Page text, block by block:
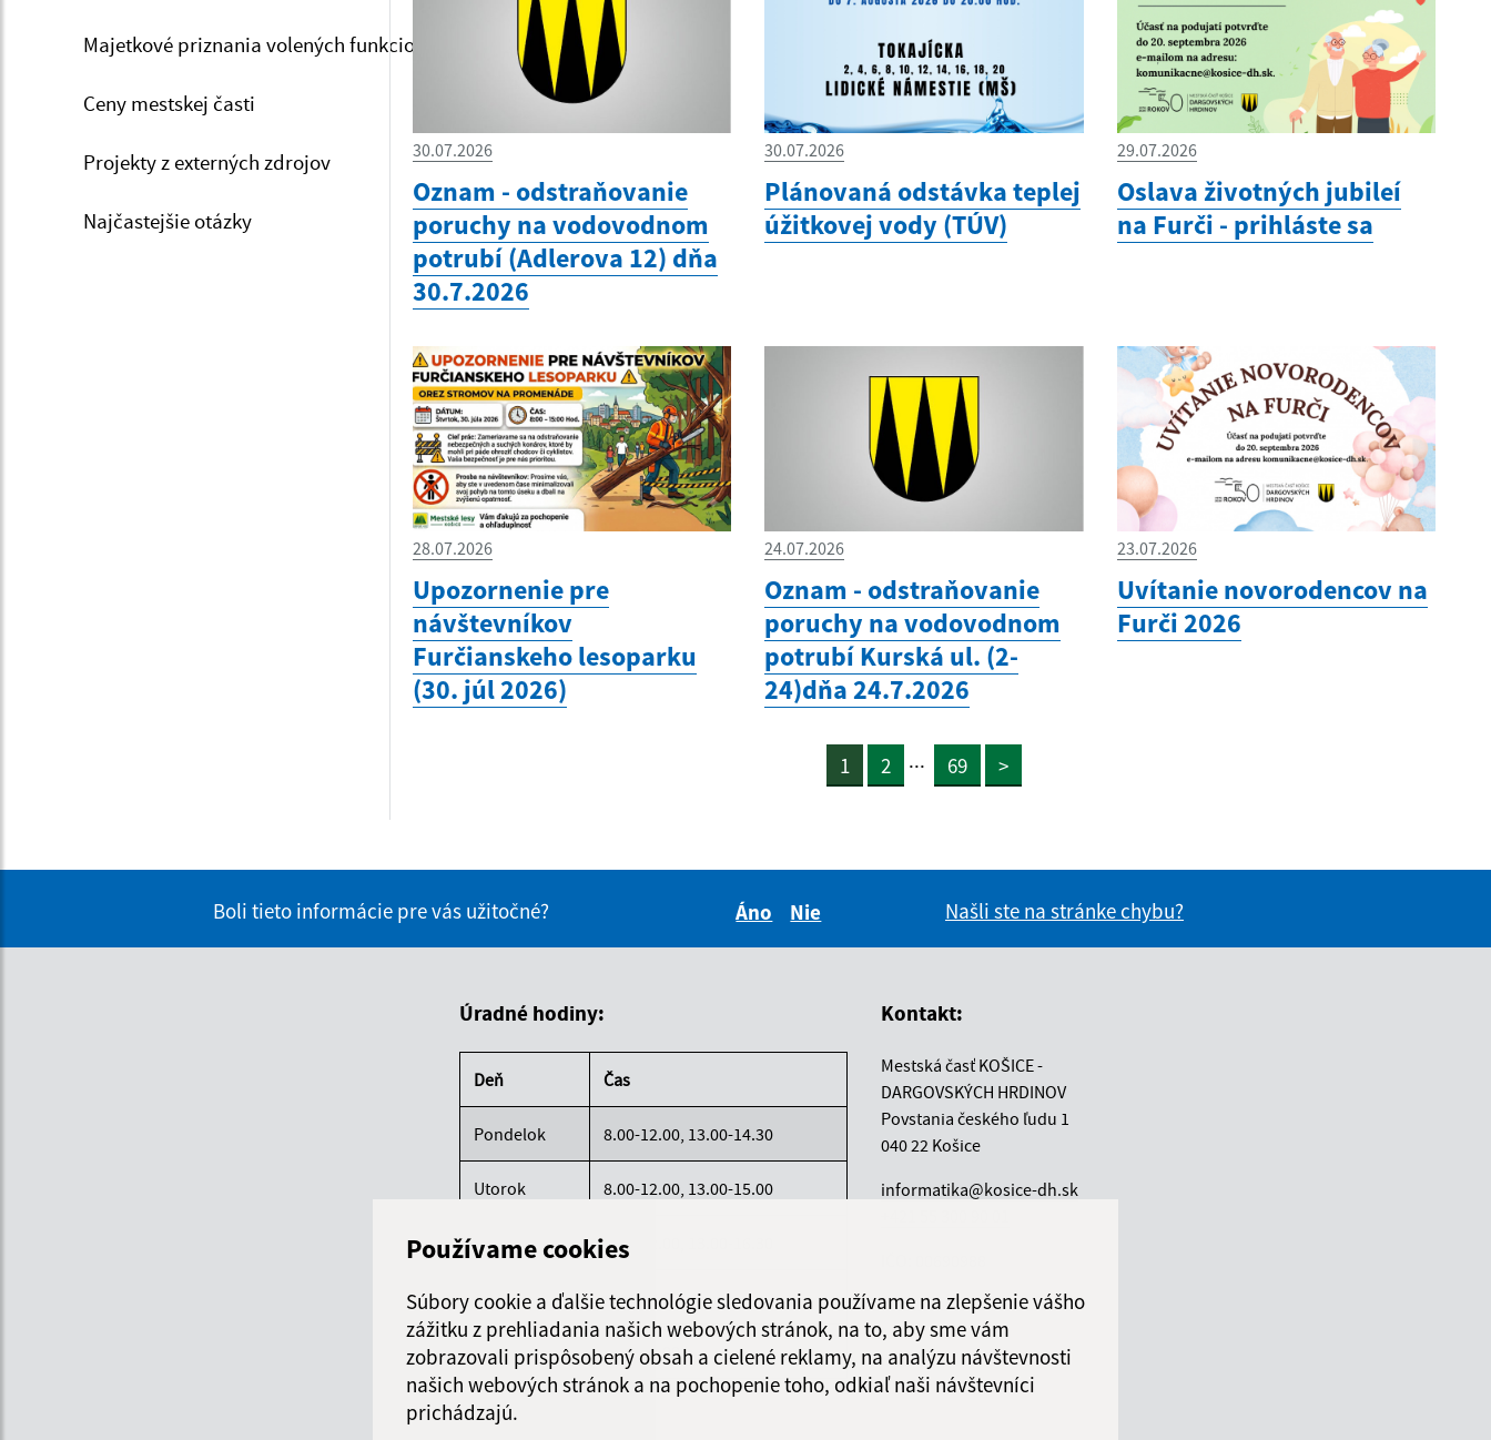
Používame cookies
Súbory cookie a ďalšie technológie sledovania používame na zlepšenie vášho
zážitku z prehliadania našich webových stránok, na to, aby sme vám
zobrazovali prispôsobený obsah a cielené reklamy, na analýzu návštevnosti
našich webových stránok a na pochopenie toho, odkiaľ naši návštevníci
prichádzajú.
Majetkové priznania volených funkcionárov
Ceny mestskej časti
Projekty z externých zdrojov
Najčastejšie otázky
30.07.2026
Oznam - odstraňovanie
poruchy na vodovodnom
potrubí (Adlerova 12) dňa
30.7.2026
30.07.2026
Plánovaná odstávka teplej
úžitkovej vody (TÚV)
29.07.2026
Oslava životných jubileí
na Furči - prihláste sa
28.07.2026
Upozornenie pre
návštevníkov
Furčianskeho lesoparku
(30. júl 2026)
24.07.2026
Oznam - odstraňovanie
poruchy na vodovodnom
potrubí Kurská ul. (2-
24)dňa 24.7.2026
23.07.2026
Uvítanie novorodencov na
Furči 2026
1 2 ... 69 >
Boli tieto informácie pre vás užitočné?
Áno
Nie
Našli ste na stránke chybu?
Úradné hodiny:
Deň Čas
Pondelok 8.00-12.00, 13.00-14.30
Utorok 8.00-12.00, 13.00-15.00
Streda 8.00-12.00, 13.00-16.30
Štvrtok 8.00-12.00
Piatok 8.00-12.00
Kontakt:
Mestská časť KOŠICE -
DARGOVSKÝCH HRDINOV
Povstania českého ľudu 1
040 22 Košice
informatika@kosice-dh.sk